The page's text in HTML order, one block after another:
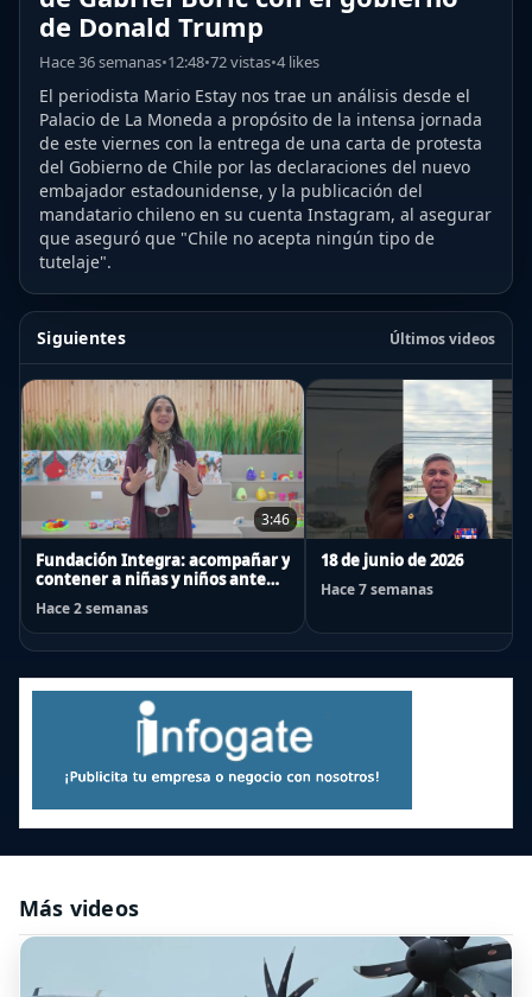
de Donald Trump
Hace 36 semanas•12:48•72 vistas•4 likes
El periodista Mario Estay nos trae un análisis desde el
Palacio de La Moneda a propósito de la intensa jornada
de este viernes con la entrega de una carta de protesta
del Gobierno de Chile por las declaraciones del nuevo
embajador estadounidense, y la publicación del
mandatario chileno en su cuenta Instagram, al asegurar
que aseguró que "Chile no acepta ningún tipo de
tutelaje".
Siguientes Últimos videos
3:46
Fundación Integra: acompañar y
contener a niñas y niños ante
emergencias
Hace 2 semanas
18 de junio de 2026
Hace 7 semanas
Más videos